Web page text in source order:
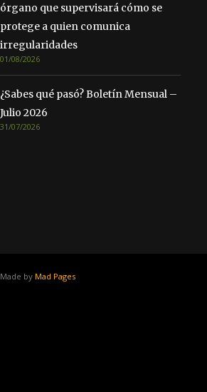
órgano que supervisará cómo se
protege a quien comunica
irregularidades
01/08/2026
¿Sabes qué pasó? Boletín Mensual –
Julio 2026
31/07/2026
Made by Mad Pages